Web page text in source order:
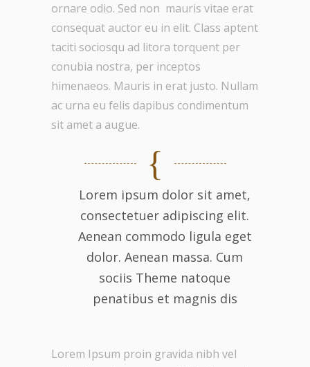
ornare odio. Sed non mauris vitae erat
consequat auctor eu in elit. Class aptent
taciti sociosqu ad litora torquent per
conubia nostra, per inceptos
himenaeos. Mauris in erat justo. Nullam
ac urna eu felis dapibus condimentum
sit amet a augue.
Lorem ipsum dolor sit amet,
consectetuer adipiscing elit.
Aenean commodo ligula eget
dolor. Aenean massa. Cum
sociis Theme natoque
penatibus et magnis dis
Lorem Ipsum proin gravida nibh vel